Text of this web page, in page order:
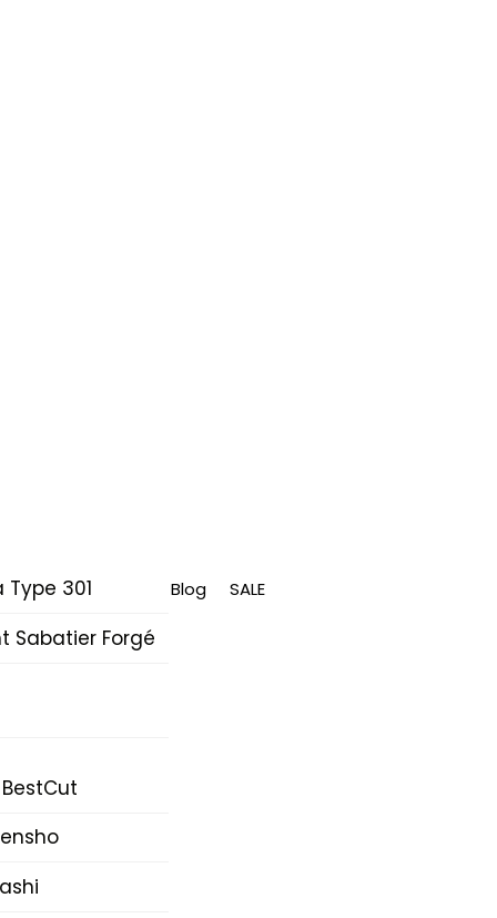
301
Sabatier Forgé
Blog SALE